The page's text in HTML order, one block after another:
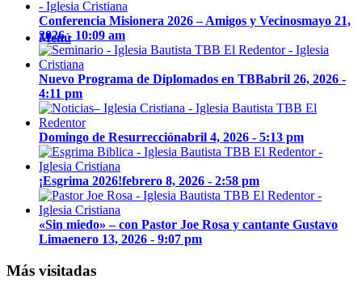
Menú
Conferencia Misionera 2026 – Amigos y Vecinosmayo 21,
2026 - 10:09 am
Nuevo Programa de Diplomados en TBBabril 26, 2026 -
4:11 pm
Domingo de Resurrecciónabril 4, 2026 - 5:13 pm
¡Esgrima 2026!febrero 8, 2026 - 2:58 pm
«Sin miedo» – con Pastor Joe Rosa y cantante Gustavo
Limaenero 13, 2026 - 9:07 pm
Más visitadas